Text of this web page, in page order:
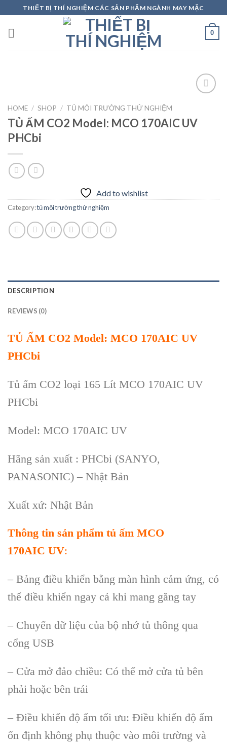
to
content
THIẾT BỊ THÍ NGHIỆM CÁC SẢN PHẨM NGÀNH MAY MẶC
0
Add to
wishlist
HOME / SHOP / TỦ MÔI TRƯỜNG THỬ NGHIỆM
TỦ ẤM CO2 Model: MCO 170AIC UV
PHCbi
Add to wishlist
Category:tủ môi trường thử nghiệm
DESCRIPTION
REVIEWS (0)
TỦ ẤM CO2 Model: MCO 170AIC UV
PHCbi
Tủ ấm CO2 loại 165 Lít MCO 170AIC UV
PHCbi
Model: MCO 170AIC UV
Hãng sản xuất : PHCbi (SANYO,
PANASONIC) – Nhật Bản
Xuất xứ: Nhật Bản
Thông tin sản phẩm tủ ấm MCO
170AIC UV:
– Bảng điều khiển bằng màn hình cảm ứng, có
thể điều khiển ngay cả khi mang găng tay
– Chuyển dữ liệu của bộ nhớ tủ thông qua
cổng USB
– Cửa mở đảo chiều: Có thể mở cửa tủ bên
phải hoặc bên trái
– Điều khiển độ ẩm tối ưu: Điều khiển độ ẩm
ổn định không phụ thuộc vào môi trường và